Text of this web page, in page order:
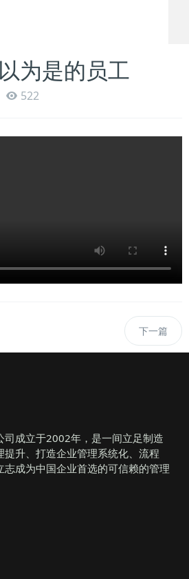
为是的员工
522
下一篇
司成立于2002年，是一间立足制造
提升、打造企业管理系统化、流程
成为中国企业首选的可信赖的管理